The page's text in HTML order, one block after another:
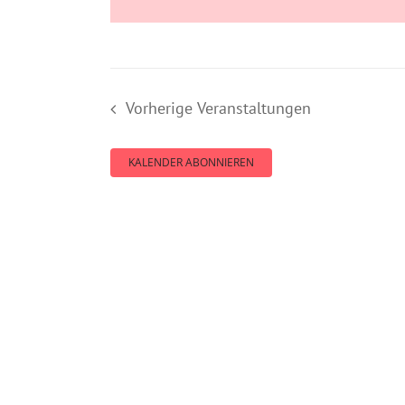
Vorherige Veranstaltungen
KALENDER ABONNIEREN